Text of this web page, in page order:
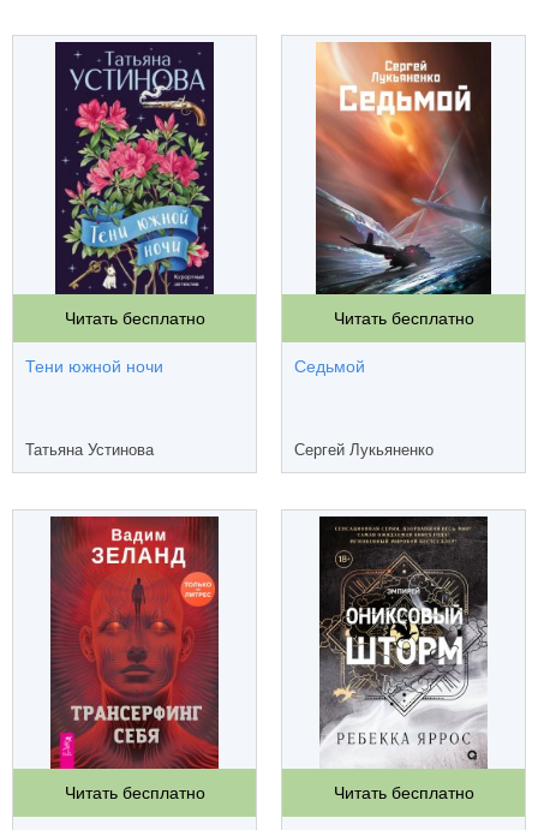
Читать бесплатно
Тени южной ночи
Татьяна Устинова
Читать бесплатно
Седьмой
Сергей Лукьяненко
Читать бесплатно Читать бесплатно